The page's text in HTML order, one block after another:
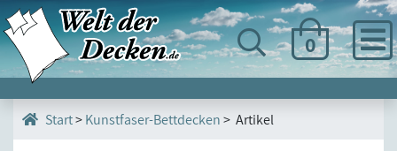
0
Start>Kunstfaser-Bettdecken> Artikel